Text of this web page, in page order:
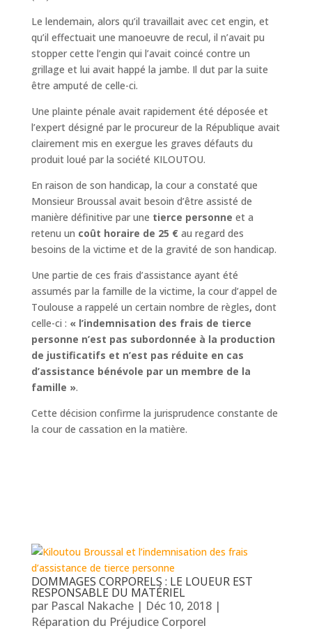
Le lendemain, alors qu’il travaillait avec cet engin, et
qu’il effectuait une manoeuvre de recul, il n’avait pu
stopper cette l’engin qui l’avait coincé contre un
grillage et lui avait happé la jambe. Il dut par la suite
être amputé de celle-ci.
Une plainte pénale avait rapidement été déposée et
l’expert désigné par le procureur de la République avait
clairement mis en exergue les graves défauts du
produit loué par la société KILOUTOU.
En raison de son handicap, la cour a constaté que
Monsieur Broussal avait besoin d’être assisté de
manière définitive par une tierce personne et a
retenu un coût horaire de 25 €au regard des
besoins de la victime et de la gravité de son handicap.
Une partie de ces frais d’assistance ayant été
assumés par la famille de la victime, la cour d’appel de
Toulouse a rappelé un certain nombre de règles, dont
celle-ci : « l’indemnisation des frais de tierce
personne n’est pas subordonnée à la production
de justificatifs et n’est pas réduite en cas
d’assistance bénévole par un membre de la
famille ».
Cette décision confirme la jurisprudence constante de
la cour de cassation en la matière.
DOMMAGES CORPORELS : LE LOUEUR EST
RESPONSABLE DU MATÉRIEL
par Pascal Nakache| Déc 10, 2018|
Réparation du Préjudice Corporel